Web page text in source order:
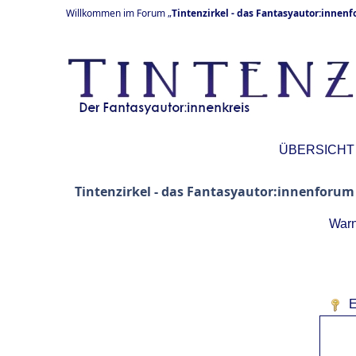
Willkommen im Forum „Tintenzirkel - das
ÜBERSICHT
Tintenzirkel - das Fantasyautor:innenforum